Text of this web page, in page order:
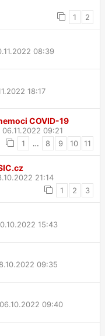
1 2
08:39
18:17
COVID-19
06.11.2022 09:21
1 … 8 9 10 11
21:14
1 2 3
15:43
09:35
06.10.2022 09:40